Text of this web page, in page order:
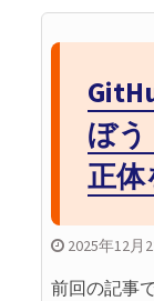
ぼ
正体
2025年12月
前回の記事